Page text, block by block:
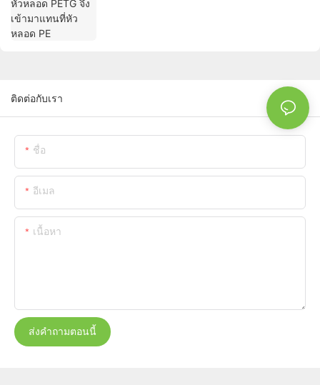
ติดต่อกับเรา
ชื่อ
อีเมล
เนื้อหา
ส่งคำถามตอนนี้